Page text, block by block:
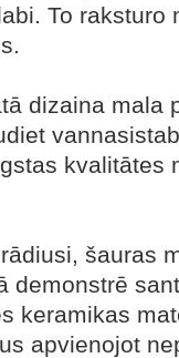
To raksturo
dizaina mala
kvalitātes
šauras
demonstrē
keramikas
apvienojot